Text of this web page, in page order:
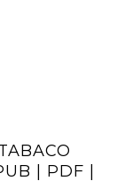
| PDF |